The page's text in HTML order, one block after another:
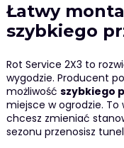
Łatwy
szybkiego
Rot Service 2X3 to
wygodzie. Producent
możliwość szybkiego
miejsce w ogrodzie. To
chcesz zmieniać
sezonu przenosisz